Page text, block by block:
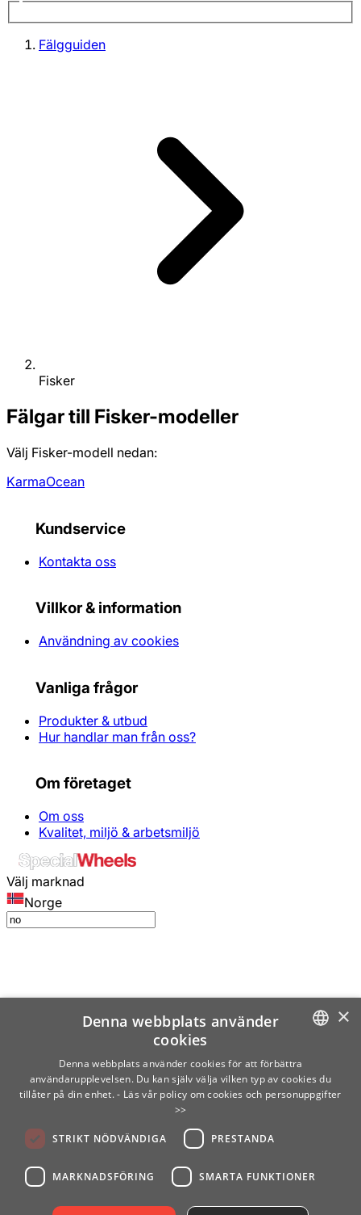
Fälgguiden
Fisker
Fälgar till Fisker-modeller
Välj Fisker-modell nedan:
KarmaOcean
Kundservice
Kontakta oss
Villkor & information
Användning av cookies
Vanliga frågor
Produkter & utbud
Hur handlar man från oss?
Om företaget
Om oss
Kvalitet, miljö & arbetsmiljö
Välj marknad
Norge
SWEDISH
×
Denna webbplats använder
cookies
Denna webbplats använder cookies för att förbättra
användarupplevelsen. Du kan själv välja vilken typ av cookies du
tillåter på din enhet. - Läs vår policy om cookies och personuppgifter
>>
STRIKT NÖDVÄNDIGA PRESTANDA
MARKNADSFÖRING SMARTA FUNKTIONER